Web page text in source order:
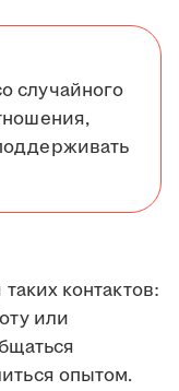
случайного
контактов:
или
опытом.